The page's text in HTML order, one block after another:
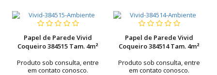
Papel de Parede Vivid
Coqueiro 384515 Tam. 4m²
Produto sob consulta, entre
em contato conosco.
Papel de Parede Vivid
Coqueiro 384514 Tam. 4m²
Produto sob consulta, entre
em contato conosco.